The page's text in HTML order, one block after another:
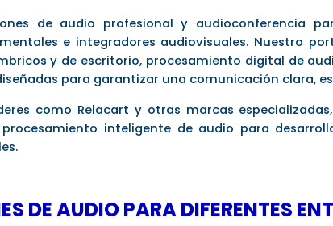
de audio profesional y audioconferencia
e integradores audiovisuales. Nuestro
y de escritorio, procesamiento digital de
para garantizar una comunicación clara,
como Relacart y otras marcas
inteligente de audio para
DE AUDIO PARA DIFERENTES